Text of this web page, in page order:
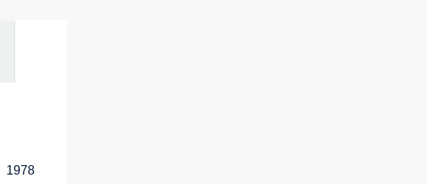
1978